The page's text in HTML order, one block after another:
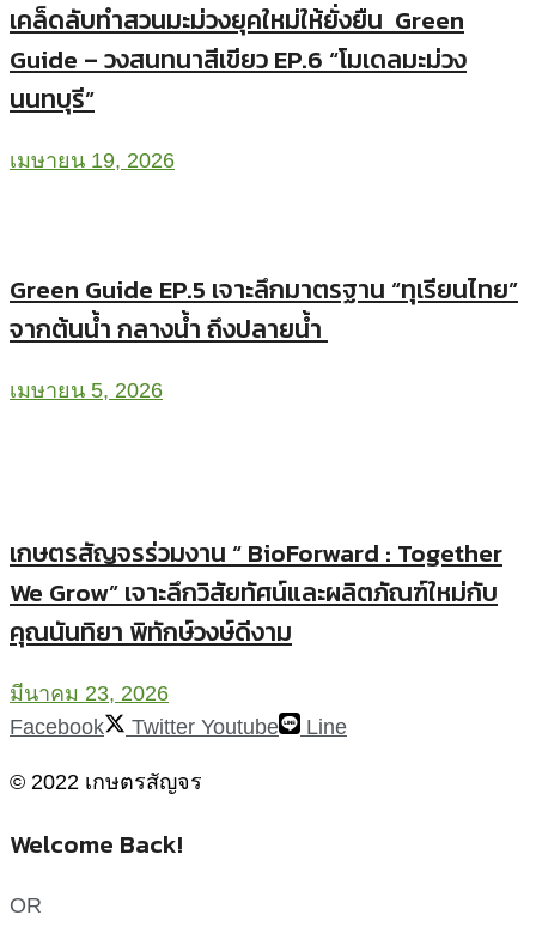
เคล็ดลับทำสวนมะม่วงยุคใหม่ให้ยั่งยืน Green
Guide – วงสนทนาสีเขียว EP.6 “โมเดลมะม่วง
นนทบุรี”
เมษายน 19, 2026
Green Guide EP.5 เจาะลึกมาตรฐาน “ทุเรียนไทย”
จากต้นน้ำ กลางน้ำ ถึงปลายน้ำ
เมษายน 5, 2026
เกษตรสัญจรร่วมงาน “ BioForward : Together
We Grow” เจาะลึกวิสัยทัศน์และผลิตภัณฑ์ใหม่กับ
คุณนันทิยา พิทักษ์วงษ์ดีงาม
มีนาคม 23, 2026
Facebook
Twitter Youtube Line
© 2022 เกษตรสัญจร
Welcome Back!
OR